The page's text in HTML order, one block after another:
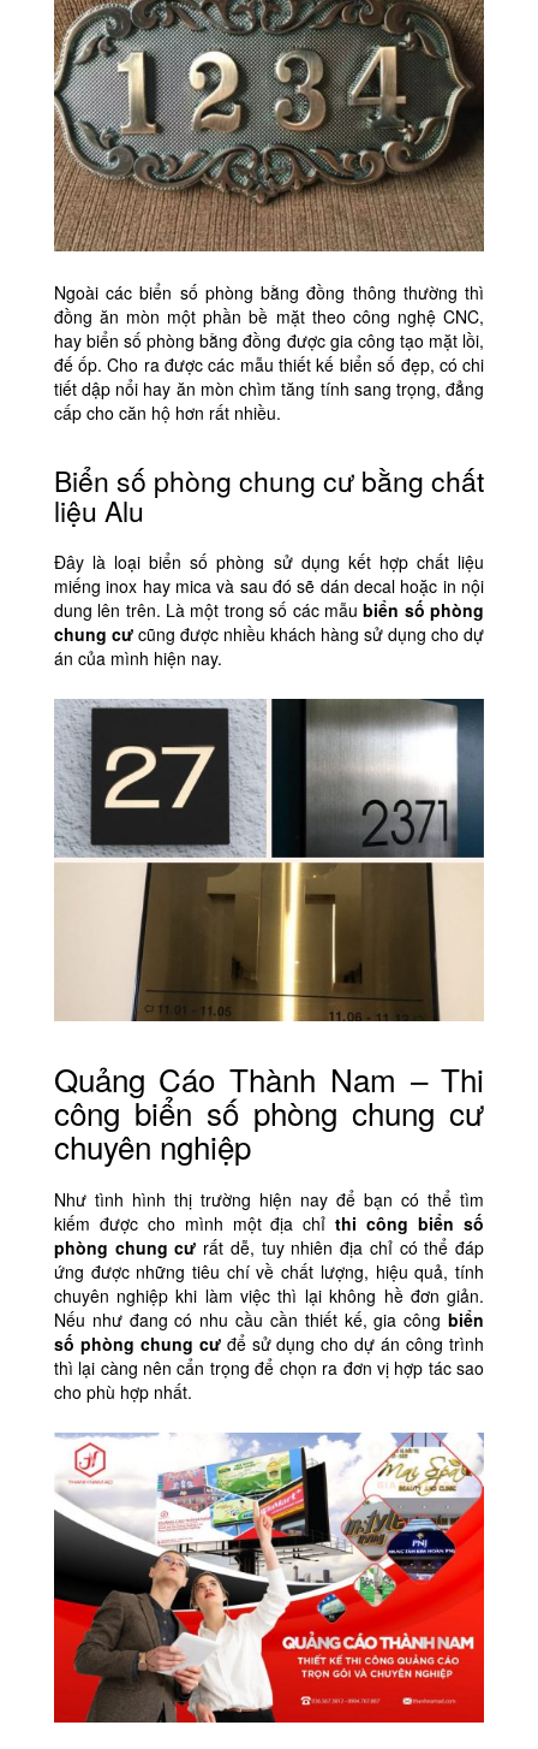
Ngoài các biển số phòng bằng đồng thông thường thì
đồng ăn mòn một phần bề mặt theo công nghệ CNC,
hay biển số phòng bằng đồng được gia công tạo mặt lồi,
đế ốp. Cho ra được các mẫu thiết kế biển số đẹp, có chi
tiết dập nổi hay ăn mòn chìm tăng tính sang trọng, đẳng
cấp cho căn hộ hơn rất nhiều.
Biển số phòng chung cư bằng chất
liệu Alu
Đây là loại biển số phòng sử dụng kết hợp chất liệu
miếng inox hay mica và sau đó sẽ dán decal hoặc in nội
dung lên trên. Là một trong số các mẫubiển số phòng
chung cưcũng được nhiều khách hàng sử dụng cho dự
án của mình hiện nay.
Quảng Cáo Thành Nam – Thi
công biển số phòng chung cư
chuyên nghiệp
Như tình hình thị trường hiện nay để bạn có thể tìm
kiếm được cho mình một địa chỉthi công biển số
phòng chung cư rất dễ, tuy nhiên địa chỉ có thể đáp
ứng được những tiêu chí về chất lượng, hiệu quả, tính
chuyên nghiệp khi làm việc thì lại không hề đơn giản.
Nếu như đang có nhu cầu cần thiết kế, gia côngbiển
số phòng chung cưđể sử dụng cho dự án công trình
thì lại càng nên cẩn trọng để chọn ra đơn vị hợp tác sao
cho phù hợp nhất.